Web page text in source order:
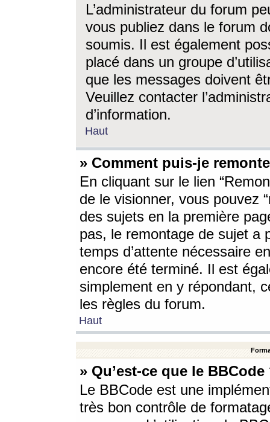
L’administrateur du forum
vous publiez dans le forum
soumis. Il est également
placé dans un groupe
que les messages doivent
Veuillez contacter
d’information.
Haut
» Comment puis-je
En cliquant sur le lien
de le visionner, vous pouvez
des sujets en la première
pas, le remontage de sujet a
temps d’attente nécessaire
encore été terminé. Il est
simplement en y répondant,
les règles du forum.
Haut
» Qu’est-ce que le BBCode
Le BBCode est une
très bon contrôle de